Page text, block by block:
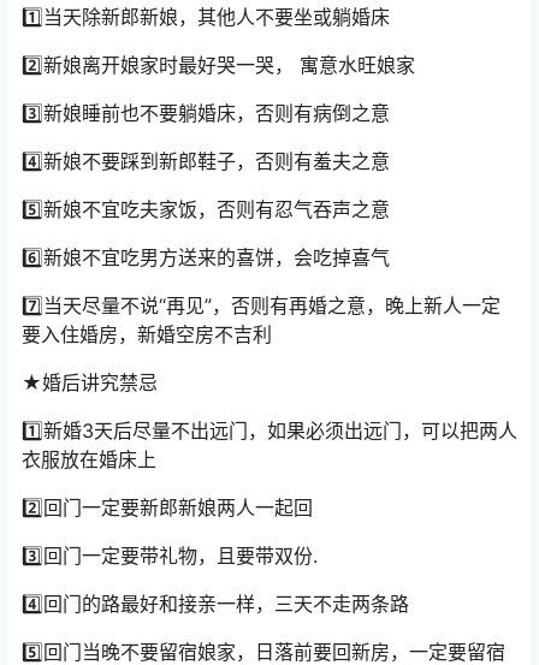
1️⃣当天除新郎新娘，其他人不要坐或躺婚床
2️⃣新娘离开娘家时最好哭一哭， 寓意水旺娘家
3️⃣新娘睡前也不要躺婚床，否则有病倒之意
4️⃣新娘不要踩到新郎鞋子，否则有羞夫之意
5️⃣新娘不宜吃夫家饭，否则有忍气吞声之意
6️⃣新娘不宜吃男方送来的喜饼，会吃掉喜气
7️⃣当天尽量不说“再见”，否则有再婚之意，晚上新人一定
要入住婚房，新婚空房不吉利
★婚后讲究禁忌
1️⃣新婚3天后尽量不出远门，如果必须出远门，可以把两人
衣服放在婚床上
2️⃣回门一定要新郎新娘两人一起回
3️⃣回门一定要带礼物，且要带双份.
4️⃣回门的路最好和接亲一样，三天不走两条路
5️⃣回门当晚不要留宿娘家，日落前要回新房，一定要留宿